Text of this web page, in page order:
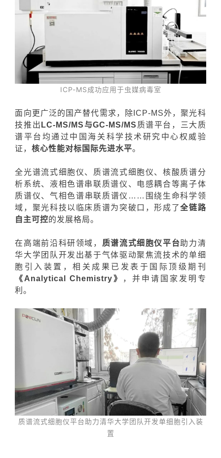
ICP-MS成功应用于虫媒病毒室
面向更广泛的国产替代需求，除ICP-MS外，聚光科
技推 出 LC-MS/MS与GC-MS/MS 质谱平台，三大质
谱平台均通过中国海关科学技术研究中心权威验
证，核心性能对标国际先进水平。
全光谱流式细胞仪、质谱流式细胞仪、核酸质谱分
析系统、液相色谱串联质谱仪 、电感耦合等离子体
质谱仪、气相色谱串联质谱仪 ……围绕生命科学领
域，聚光科技以临床质谱为突破口，形成了全链路
自主可控的发展格局。
在高端前沿科研领域， 质谱流式细胞仪平台助力清
华大学团队开发出基于气体驱动聚焦流技术的单细
胞引入装置，相关成果已发表于国际顶级期刊
《Analytical Chemistry》
，并申请国家发明专
利。
质谱流式细胞仪平台助力清华大学团队开发单细胞引入装
置